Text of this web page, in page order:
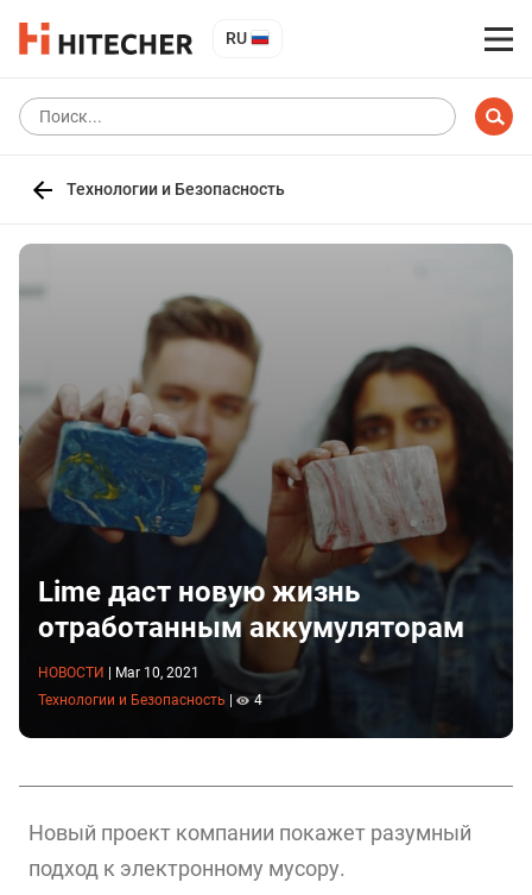
RU
Технологии и Безопасность
Lime даст новую жизнь
отработанным аккумуляторам
НОВОСТИ
Mar 10, 2021
Технологии и Безопасность
4
Новый проект компании покажет разумный
подход к электронному мусору.